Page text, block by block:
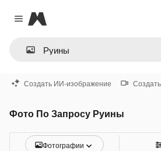
Close menu
Magnific
Создать ИИ-изображение
Фото По Запросу Руины
Фотографии